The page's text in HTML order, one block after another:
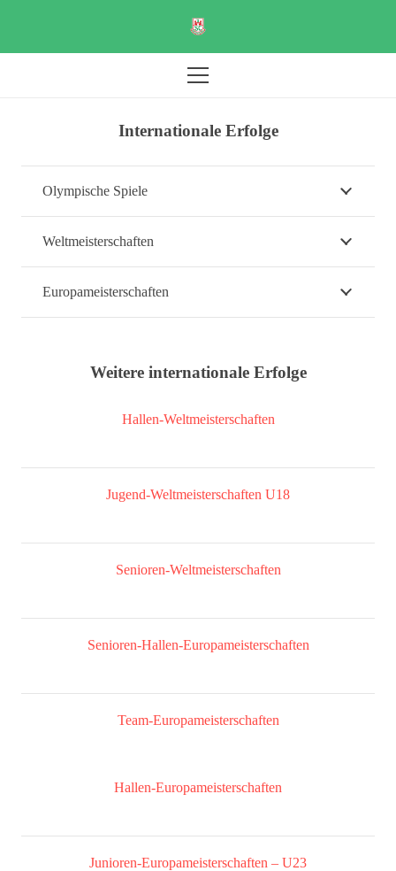
Internationale Erfolge
Olympische Spiele
Weltmeisterschaften
Europameisterschaften
Weitere internationale Erfolge
Hallen-Weltmeisterschaften
Jugend-Weltmeisterschaften U18
Senioren-Weltmeisterschaften
Senioren-Hallen-Europameisterschaften
Team-Europameisterschaften
Hallen-Europameisterschaften
Junioren-Europameisterschaften – U23